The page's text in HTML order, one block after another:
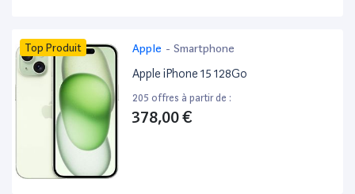
Top Produit Apple - Smartphone
Apple iPhone 15 128Go
205 offres à partir de :
378,00 €